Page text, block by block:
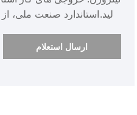
تولید استاندارد صنعت
استقبال می کنند و مقدار
ارسال استعلام